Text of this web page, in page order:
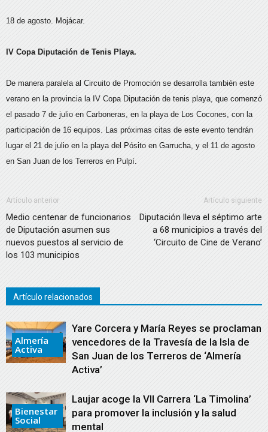
18 de agosto. Mojácar.
IV Copa Diputación de Tenis Playa.
De manera paralela al Circuito de Promoción se desarrolla también este
verano en la provincia la IV Copa Diputación de tenis playa, que comenzó
el pasado 7 de julio en Carboneras, en la playa de Los Cocones, con la
participación de 16 equipos. Las próximas citas de este evento tendrán
lugar el 21 de julio en la playa del Pósito en Garrucha, y el 11 de agosto
en San Juan de los Terreros en Pulpí.
Artículo anterior
Medio centenar de funcionarios
de Diputación asumen sus
nuevos puestos al servicio de
los 103 municipios
Artículo siguiente
Diputación lleva el séptimo arte
a 68 municipios a través del
‘Circuito de Cine de Verano’
Artículo relacionados
Almería
Activa
Yare Corcera y María Reyes se proclaman
vencedores de la Travesía de la Isla de
San Juan de los Terreros de ‘Almería
Activa’
Bienestar
Social
Laujar acoge la VII Carrera ‘La Timolina’
para promover la inclusión y la salud
mental